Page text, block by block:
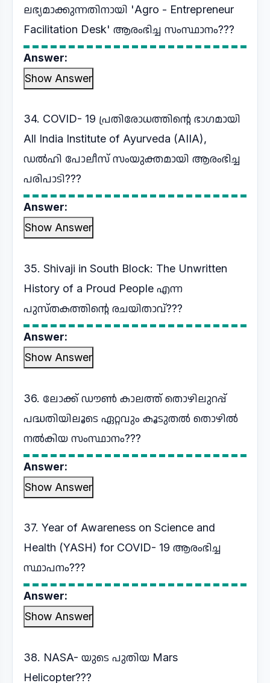
ലഭ്യമാക്കുന്നതിനായി 'Agro - Entrepreneur
Facilitation Desk' ആരംഭിച്ച സംസ്ഥാനം???
Answer:
Show Answer
34. COVID- 19 പ്രതിരോധത്തിന്റെ ഭാഗമായി
All India Institute of Ayurveda (AIIA),
ഡൽഹി പോലീസ് സംയുക്തമായി ആരംഭിച്ച
പരിപാടി???
Answer:
Show Answer
35. Shivaji in South Block: The Unwritten
History of a Proud People എന്ന
പുസ്തകത്തിന്റെ രചയിതാവ്???
Answer:
Show Answer
36. ലോക്ക് ഡൗൺ കാലത്ത് തൊഴിലുറപ്പ്
പദ്ധതിയിലൂടെ ഏറ്റവും കൂടുതൽ തൊഴിൽ
നൽകിയ സംസ്ഥാനം???
Answer:
Show Answer
37. Year of Awareness on Science and
Health (YASH) for COVID- 19 ആരംഭിച്ച
സ്ഥാപനം???
Answer:
Show Answer
38. NASA- യുടെ പുതിയ Mars
Helicopter???